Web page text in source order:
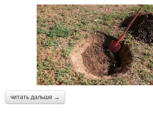
читать дальше →